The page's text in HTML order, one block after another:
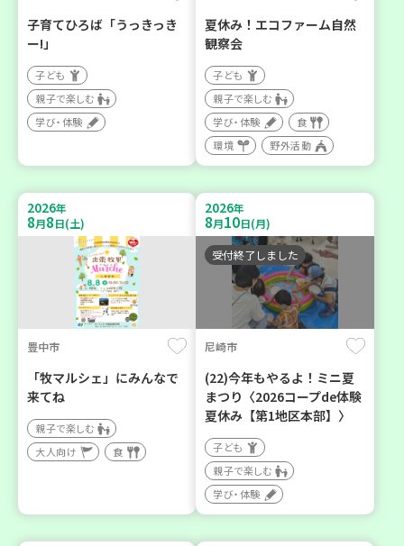
子育てひろば「うっきっき
ー!」
子ども
親子で楽しむ
学び・体験
夏休み！エコファーム自然
観察会
子ども
親子で楽しむ
学び・体験
食
環境
野外活動
2026年
8月8日(土)
豊中市
「牧マルシェ」にみんなで
来てね
親子で楽しむ
大人向け
食
2026年
8月10日(月)
受付終了しました
尼崎市
(22)今年もやるよ！ミニ夏
まつり〈2026コープde体験
夏休み【第1地区本部】〉
子ども
親子で楽しむ
学び・体験